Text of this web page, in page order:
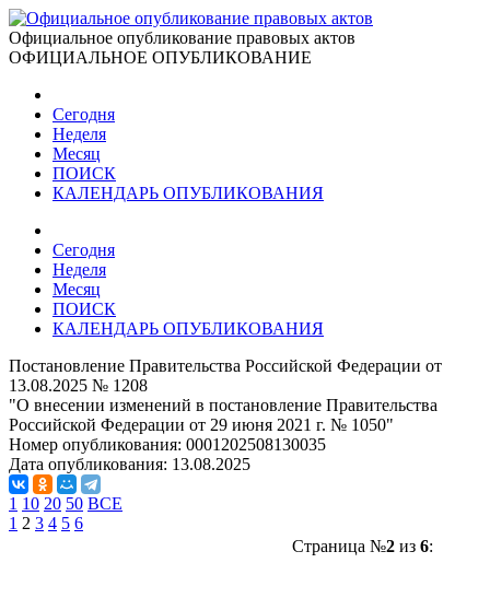
Официальное опубликование правовых актов
ОФИЦИАЛЬНОЕ ОПУБЛИКОВАНИЕ
Сегодня
Неделя
Месяц
ПОИСК
КАЛЕНДАРЬ ОПУБЛИКОВАНИЯ
Сегодня
Неделя
Месяц
ПОИСК
КАЛЕНДАРЬ ОПУБЛИКОВАНИЯ
Постановление Правительства Российской Федерации от
13.08.2025 № 1208
"О внесении изменений в постановление Правительства
Российской Федерации от 29 июня 2021 г. № 1050"
Номер опубликования: 0001202508130035
Дата опубликования: 13.08.2025
1 10 20 50 ВСЕ
1 2 3 4 5 6
Страница №2из 6: